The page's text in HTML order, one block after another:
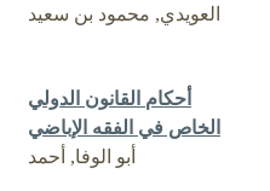
العويدي, محمود بن سعيد
أحكام القانون الدولي
الخاص في الفقه الإباضي
أبو الوفا, أحمد